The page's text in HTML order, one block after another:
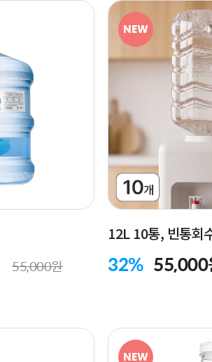
55,000원
NEW
12L 10통, 빈통회
32% 55,000
NEW